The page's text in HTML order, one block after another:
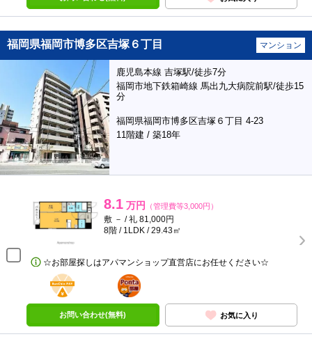
福岡県福岡市博多区吉塚６丁目 マンション
鹿児島本線 吉塚駅/徒歩7分
福岡市地下鉄箱崎線 馬出九大病院前駅/徒歩15
分
福岡県福岡市博多区吉塚６丁目 4-23
11階建 / 築18年
8.1 万円 （管理費等3,000円）
敷 － / 礼 81,000円
8階 / 1LDK / 29.43㎡
☆お部屋探しはアパマンショップ直営店にお任せください☆
BunChinPAY
ポンタ
部屋
お問い合わせ(無料) お気に入り